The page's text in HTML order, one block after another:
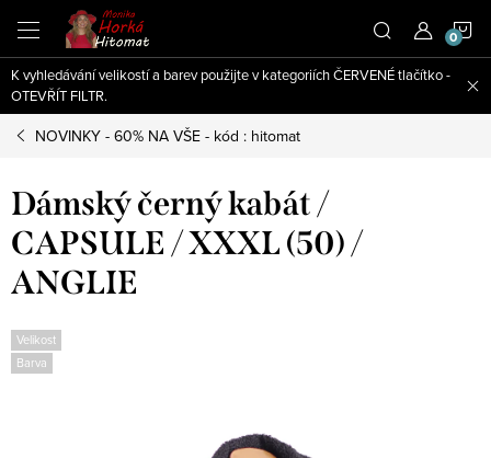
obsah
K vyhledávání velikostí a barev použijte v kategoriích ČERVENÉ tlačítko -
OTEVŘÍT FILTR.
NOVINKY - 60% NA VŠE - kód : hitomat
Dámský černý kabát /
CAPSULE / XXXL (50) /
ANGLIE
Velikost
Barva